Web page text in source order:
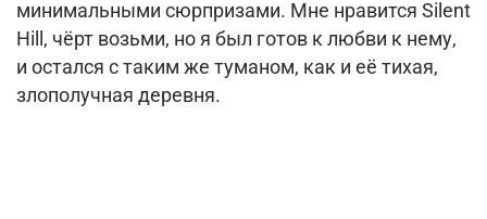
минимальными сюрпризами. Мне нравится Silent
Hill, чёрт возьми, но я был готов к любви к нему,
и остался с таким же туманом, как и её тихая,
злополучная деревня.